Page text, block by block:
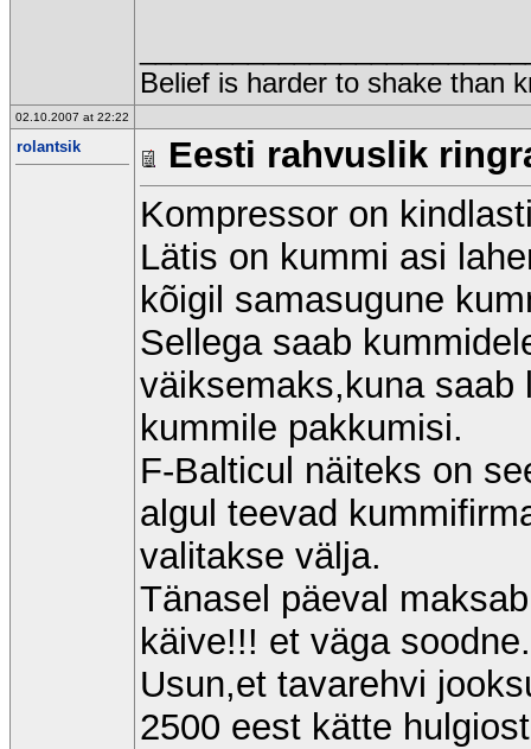
Belief is harder to shake than
02.10.2007 at 22:22
rolantsik
Eesti rahvuslik
Kompressor on
Lätis on kummi asi
kõigil samasugune
Sellega saab
väiksemaks,kuna saab
kummile pakkumisi.
F-Balticul näiteks on
algul teevad
valitakse välja.
Tänasel päeval
käive!!! et väga soodne.
Usun,et tavarehvi
2500 eest kätte